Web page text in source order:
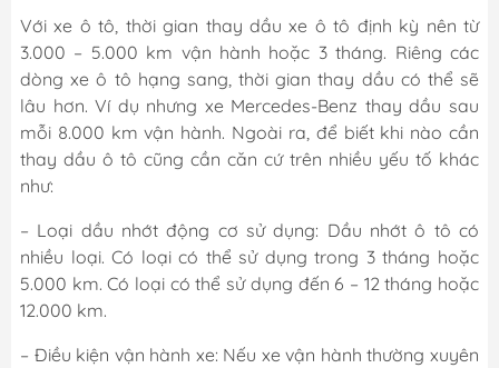
Với xe ô tô, thời gian thay dầu xe ô tô định kỳ nên từ
3.000 – 5.000 km vận hành hoặc 3 tháng. Riêng các
dòng xe ô tô hạng sang, thời gian thay dầu có thể sẽ
lâu hơn. Ví dụ nhưng xe Mercedes-Benz thay dầu sau
mỗi 8.000 km vận hành. Ngoài ra, để biết khi nào cần
thay dầu ô tô cũng cần căn cứ trên nhiều yếu tố khác
như:
– Loại dầu nhớt động cơ sử dụng: Dầu nhớt ô tô có
nhiều loại. Có loại có thể sử dụng trong 3 tháng hoặc
5.000 km. Có loại có thể sử dụng đến 6 – 12 tháng hoặc
12.000 km.
– Điều kiện vận hành xe: Nếu xe vận hành thường xuyên